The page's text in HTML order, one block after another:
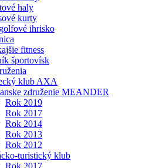
haly
kurty
ihrisko
fitness
športovísk
klub AXA
združenie MEANDER
Rok 2019
Rok 2017
Rok 2014
Rok 2013
Rok 2012
turistický klub
Rok 2017